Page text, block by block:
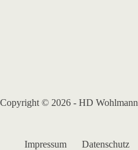
Copyright © 2026 - HD Wohlmann
Impressum Datenschutz